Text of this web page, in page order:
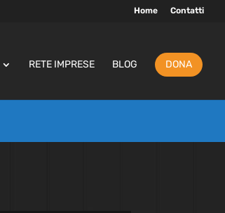
Home Contatti
RETE IMPRESE BLOG DONA